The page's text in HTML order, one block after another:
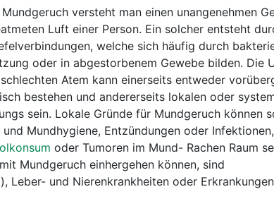
versteht man einen unangenehmen
Luft einer Person. Ein solcher entsteht
welche sich häufig durch
oder in abgestorbenem Gewebe bilden. Die
Atem kann einerseits entweder
bestehen und andererseits lokalen oder
sein. Lokale Gründe für Mundgeruch können
und Mundhygiene, Entzündungen oder
oder Tumoren im Mund- Rachen Raum
Mundgeruch einhergehen können, sind
Leber- und Nierenkrankheiten oder